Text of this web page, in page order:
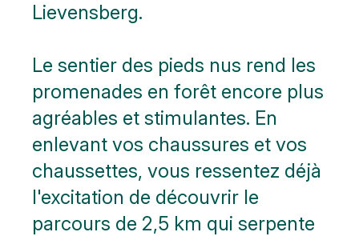
Lievensberg.
Le sentier des pieds nus rend les
promenades en forêt encore plus
agréables et stimulantes. En
enlevant vos chaussures et vos
chaussettes, vous ressentez déjà
l'excitation de découvrir le
parcours de 2,5 km qui serpente